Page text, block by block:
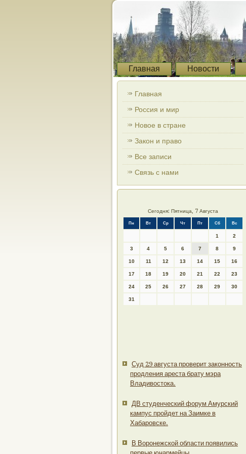
Главная Новости
Главная
Россия и мир
Новое в стране
Закон и право
Все записи
Связь с нами
Сегодня: Пятница, 7 Августа
Пн Вт Ср Чт Пт Сб Вс
1 2
3 4 5 6 7 8 9
10 11 12 13 14 15 16
17 18 19 20 21 22 23
24 25 26 27 28 29 30
31
Суд 29 августа проверит законность
продления ареста брату мэра
Владивостока.
ДВ студенческий форум Амурский
кампус пройдет на Заимке в
Хабаровске.
В Воронежской области появились